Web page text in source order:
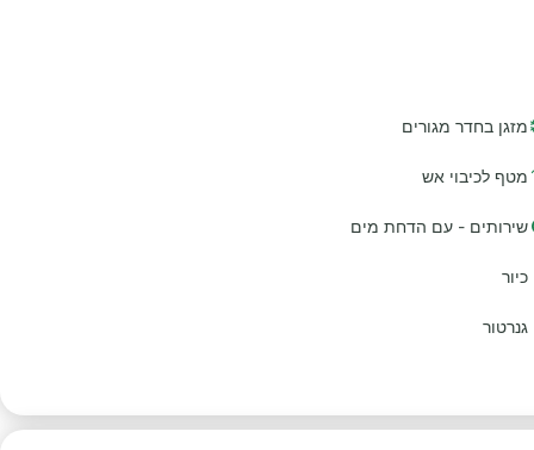
מזגן בחדר מגורים
מטף לכיבוי אש
שירותים - עם הדחת מים
כיור
גנרטור